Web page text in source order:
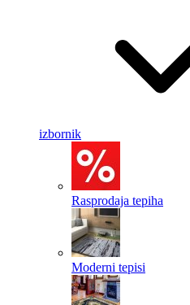
izbornik
Rasprodaja tepiha
Moderni tepisi